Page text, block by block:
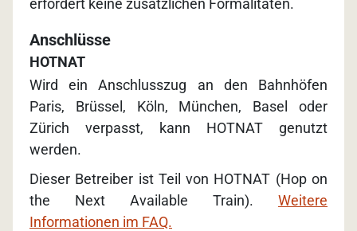
erfordert keine zusätzlichen Formalitäten.
Anschlüsse
HOTNAT
Wird ein Anschlusszug an den Bahnhöfen
Paris, Brüssel, Köln, München, Basel oder
Zürich verpasst, kann HOTNAT genutzt
werden.
Dieser Betreiber ist Teil von HOTNAT (Hop on
the Next Available Train). Weitere
Informationen im FAQ.